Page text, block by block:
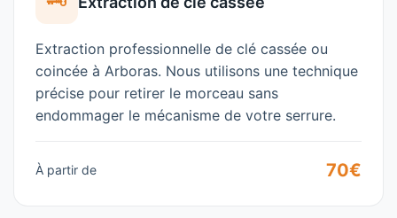
Extraction professionnelle de clé cassée ou
coincée à Arboras. Nous utilisons une technique
précise pour retirer le morceau sans
endommager le mécanisme de votre serrure.
À partir de 70€